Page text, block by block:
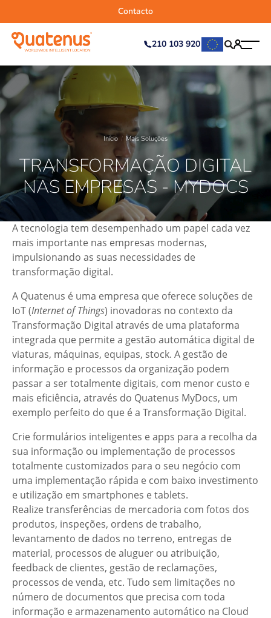
210 103 920
Contacto
Início Mais Soluções
TRANSFORMAÇÃO DIGITAL
NAS EMPRESAS - MYDOCS
A tecnologia tem desempenhado um papel cada vez
mais importante nas empresas modernas,
impulsionando as suas necessidades de
transformação digital.
A Quatenus é uma empresa que oferece soluções de
IoT (Internet of Things) inovadoras no contexto da
Transformação Digital através de uma plataforma
integrada que permite a gestão automática digital de
viaturas, máquinas, equipas, stock. A gestão de
informação e processos da organização podem
passar a ser totalmente digitais, com menor custo e
mais eficiência, através do Quatenus MyDocs, um
exemplo perfeito do que é a Transformação Digital.
Crie formulários inteligentes e apps para a recolha da
sua informação ou implementação de processos
totalmente customizados para o seu negócio com
uma implementação rápida e com baixo investimento
e utilização em smartphones e tablets.
Realize transferências de mercadoria com fotos dos
produtos, inspeções, ordens de trabalho,
levantamento de dados no terreno, entregas de
material, processos de aluguer ou atribuição,
feedback de clientes, gestão de reclamações,
processos de venda, etc. Tudo sem limitações no
número de documentos que precisa com toda
informação e armazenamento automático na Cloud